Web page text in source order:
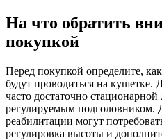
На что обратить
покупкой
Перед покупкой определите,
будут проводиться на кушетке.
часто достаточно
регулируемым подголовником.
реабилитации могут
регулировка высоты и